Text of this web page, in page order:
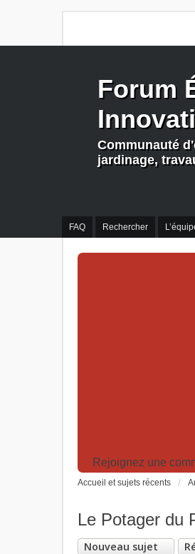
FAQ Rechercher
Forum
Communauté
jardinage,
Rejoignez une
Accueil et sujets récents
Le Potager du
Nouveau sujet